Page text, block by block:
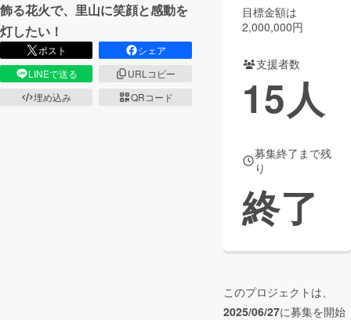
CAMPFIRE for Social Good
CAMPFIRE Creation
コミュニティ
飾る花火で、里山に笑顔と感動を
灯したい！
ポスト
シェア
LINEで送る
URLコピー
埋め込み
QRコード
目標金額は
2,000,000円
支援者数
15人
募集終了まで残
り
終了
このプロジェクトは、
2025/06/27に募集を開始